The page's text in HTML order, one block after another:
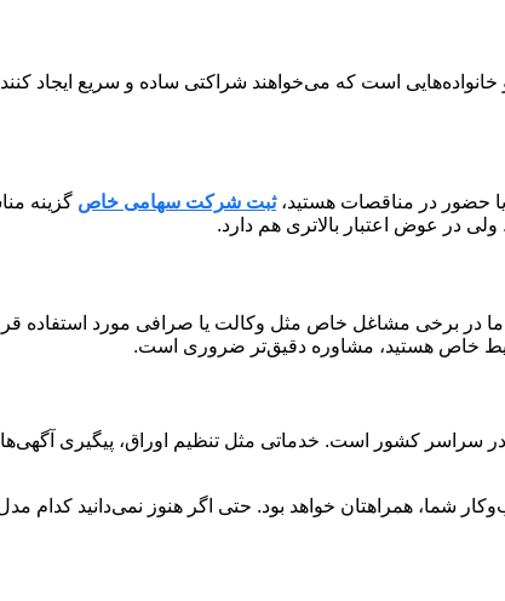
است که می‌خواهند شراکتی ساده و سریع ایجاد
حضور در مناقصات هستید،ثبت شرکت سهامی خاص گزینه
در عوض اعتبار بالاتری هم دارد.
در برخی مشاغل خاص مثل وکالت یا صرافی مورد استفاده
خاص هستید، مشاوره دقیق‌تر ضروری است.
در سراسر کشور است. خدماتی مثل تنظیم اوراق، پیگیری
شما، همراهتان خواهد بود. حتی اگر هنوز نمی‌دانید کدام